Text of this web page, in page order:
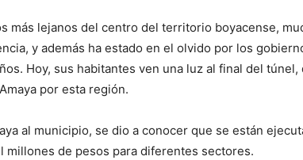
más lejanos del centro del territorio boyacense,
y además ha estado en el olvido por los
Hoy, sus habitantes ven una luz al final del túnel,
por esta región.
al municipio, se dio a conocer que se están
millones de pesos para diferentes sectores.